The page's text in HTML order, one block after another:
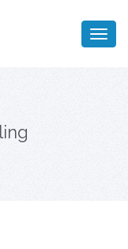
meer informatie